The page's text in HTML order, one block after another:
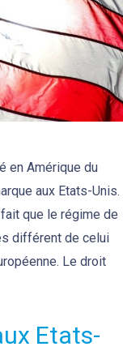
Etats-
en Amérique du
aux Etats-Unis.
que le régime de
différent de celui
Le droit